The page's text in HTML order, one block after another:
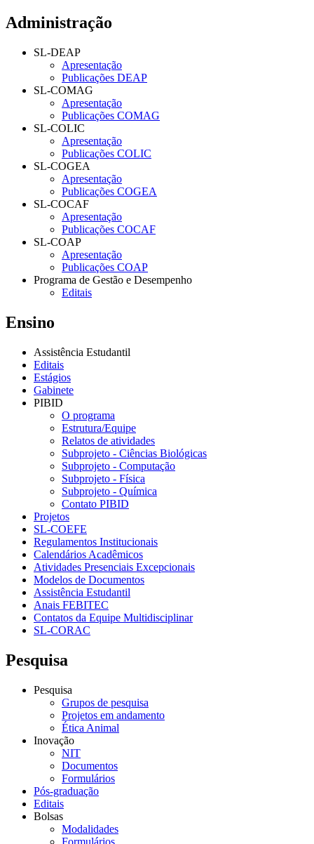
Administração
SL-DEAP
Apresentação
Publicações DEAP
SL-COMAG
Apresentação
Publicações COMAG
SL-COLIC
Apresentação
Publicações COLIC
SL-COGEA
Apresentação
Publicações COGEA
SL-COCAF
Apresentação
Publicações COCAF
SL-COAP
Apresentação
Publicações COAP
Programa de Gestão e Desempenho
Editais
Ensino
Assistência Estudantil
Editais
Estágios
Gabinete
PIBID
O programa
Estrutura/Equipe
Relatos de atividades
Subprojeto - Ciências Biológicas
Subprojeto - Computação
Subprojeto - Física
Subprojeto - Química
Contato PIBID
Projetos
SL-COEFE
Regulamentos Institucionais
Calendários Acadêmicos
Atividades Presenciais Excepcionais
Modelos de Documentos
Assistência Estudantil
Anais FEBITEC
Contatos da Equipe Multidisciplinar
SL-CORAC
Pesquisa
Pesquisa
Grupos de pesquisa
Projetos em andamento
Ética Animal
Inovação
NIT
Documentos
Formulários
Pós-graduação
Editais
Bolsas
Modalidades
Formulários